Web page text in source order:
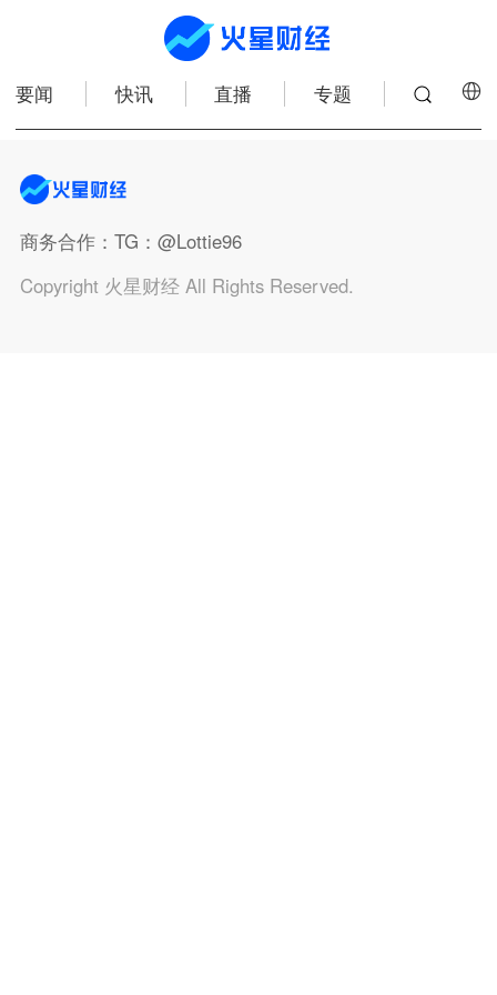
要闻 快讯 直播 专题
商务合作：TG：@Lottie96
Copyright 火星财经 All Rights Reserved.